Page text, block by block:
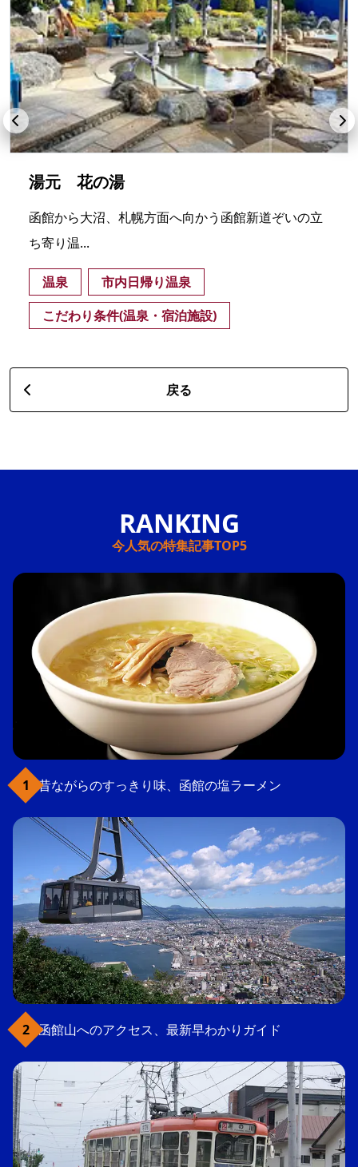
湯元 花の湯
函館から大沼、札幌方面へ向かう函館新道ぞいの立
ち寄り温...
温泉
市内日帰り温泉
こだわり条件(温泉・宿泊施設)
戻る
今人気の特集記事TOP5
昔ながらのすっきり味、函館の塩ラーメン
函館山へのアクセス、最新早わかりガイド